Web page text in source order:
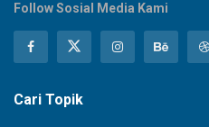
Follow Sosial Media Kami
Cari Topik